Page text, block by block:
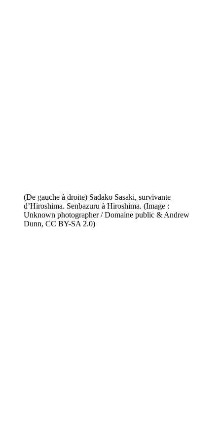
(De gauche à droite) Sadako Sasaki, survivante
d’Hiroshima. Senbazuru à Hiroshima. (Image :
Unknown photographer / Domaine public & Andrew
Dunn, CC BY-SA 2.0)